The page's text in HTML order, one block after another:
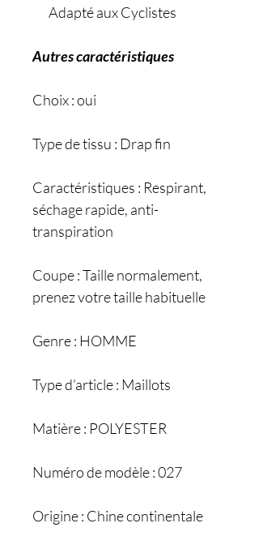
Adapté aux Cyclistes
Autres caractéristiques
Choix : oui
Type de tissu : Drap fin
Caractéristiques : Respirant,
séchage rapide, anti-
transpiration
Coupe : Taille normalement,
prenez votre taille habituelle
Genre : HOMME
Type d’article : Maillots
Matière : POLYESTER
Numéro de modèle : 027
Origine : Chine continentale